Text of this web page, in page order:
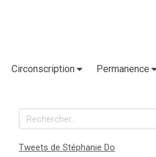
Circonscription Permanence
Rechercher
Tweets de Stéphanie Do